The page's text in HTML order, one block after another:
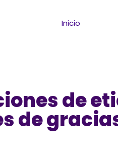
Inicio
de
de